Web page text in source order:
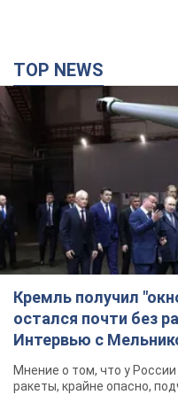
TOP NEWS
Кремль получил
остался почти без
Интервью с
Мнение о том, что у
ракеты, крайне опасно,